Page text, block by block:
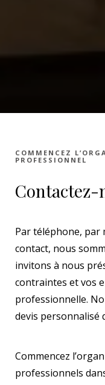
COMMENCEZ
PROFESSIONNEL
Contactez-
Par téléphone, par
contact, nous
invitons à nous
contraintes et vos
professionnelle.
devis personnalisé
Commencez
professionnels